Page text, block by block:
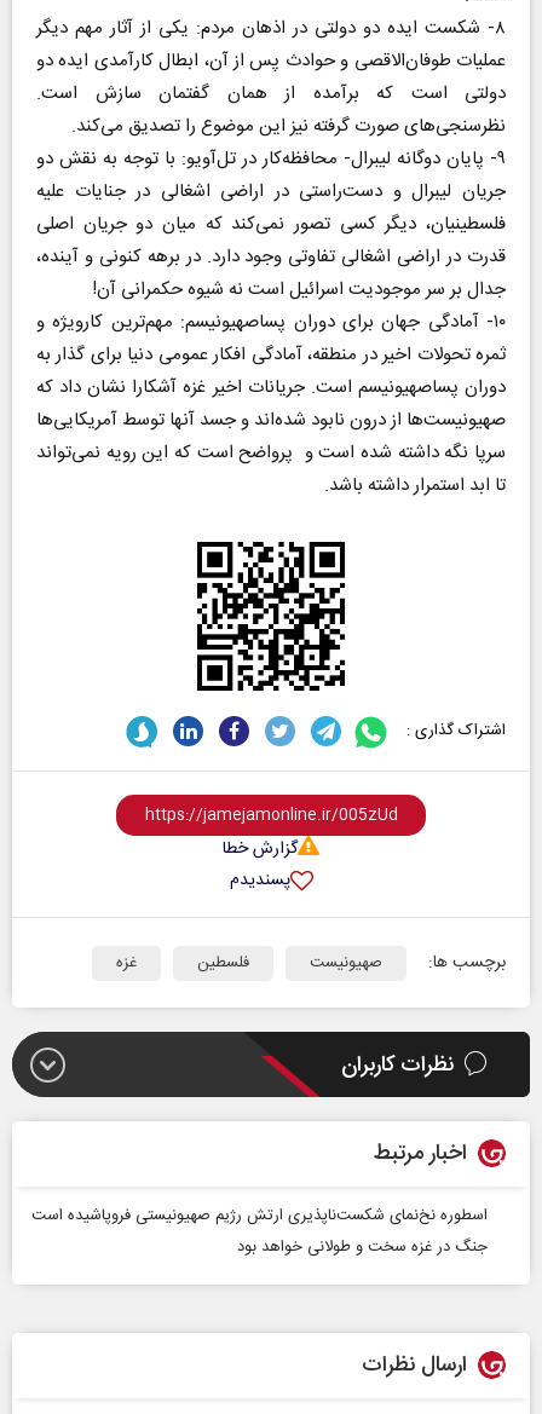
۸- شکست ایده دو دولتی در اذهان مردم‌: یکی از آثار مهم دیگر
عملیات طوفان‌الاقصی و حوادث پس از آن، ابطال کارآمدی ایده دو
دولتی است که برآمده از همان گفتمان سازش است.
نظرسنجی‌های صورت گرفته نیز این موضوع را تصدیق می‌کند.
۹- پایان دوگانه لیبرال- محافظه‌کار در تل‌آویو: با توجه به نقش دو
جریان لیبرال و دست‌راستی در اراضی اشغالی در جنایات علیه
فلسطینیان، دیگر کسی تصور نمی‌کند که میان دو جریان اصلی
قدرت در اراضی اشغالی تفاوتی وجود دارد. در برهه کنونی و آینده،
جدال بر سر موجودیت اسرائیل است نه شیوه حکمرانی آن!
۱۰- آمادگی جهان برای دوران پسا‌صهیونیسم: مهم‌ترین کارویژه و
ثمره تحولات اخیر در منطقه، آمادگی افکار عمومی دنیا برای گذار به
دوران پساصهیونیسم است. جریانات اخیر غزه آشکارا نشان داد که
صهیونیست‌ها از درون نابود شده‌اند و جسد آنها توسط آمریکایی‌ها
سرپا نگه داشته شده است و پرواضح است که این رویه نمی‌تواند
تا ابد استمرار داشته باشد.
اشتراک گذاری :
گزارش خطا
پسندیدم
برچسب ها: صهیونیست فلسطین غزه
نظرات کاربران
اخبار مرتبط
اسطوره نخ‌نمای شکست‌ناپذیری ارتش رژیم صهیونیستی فروپاشیده است
جنگ در غزه سخت و طولانی خواهد بود
ارسال نظرات